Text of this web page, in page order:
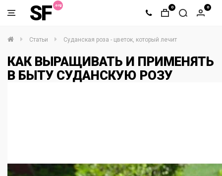
SF 0 0
Статьи Суданская роза - цветок, который лечит
КАК ВЫРАЩИВАТЬ И ПРИМЕНЯТЬ
В БЫТУ СУДАНСКУЮ РОЗУ